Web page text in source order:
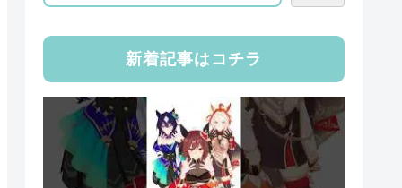
新着記事はコチラ